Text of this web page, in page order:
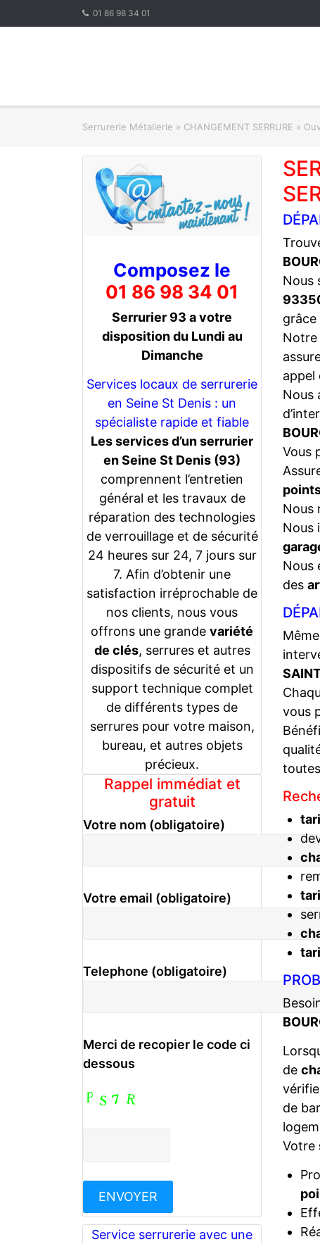
01 86 98 34 01
Serrurerie Métallerie » CHANGEMENT SERRURE »
Composez le
01 86 98 34 01
Serrurier 93 a votre
disposition du Lundi au
Dimanche
Services locaux de serrurerie
en Seine St Denis : un
spécialiste rapide et fiable
Les services d’un serrurier
en Seine St Denis (93)
comprennent l’entretien
général et les travaux de
réparation des technologies
de verrouillage et de sécurité
24 heures sur 24, 7 jours sur
7. Afin d’obtenir une
satisfaction irréprochable de
nos clients, nous vous
offrons une grande variété
de clés, serrures et autres
dispositifs de sécurité et un
support technique complet
de différents types de
serrures pour votre maison,
bureau, et autres objets
précieux.
Rappel immédiat et
gratuit
Votre nom (obligatoire)
Votre email (obligatoire)
Telephone (obligatoire)
Merci de recopier le code ci
dessous
Service serrurerie avec une
Nous
Notre
appel
Nous
Vous
Nous
Nous
Nous
des
vous
de
de
Votre